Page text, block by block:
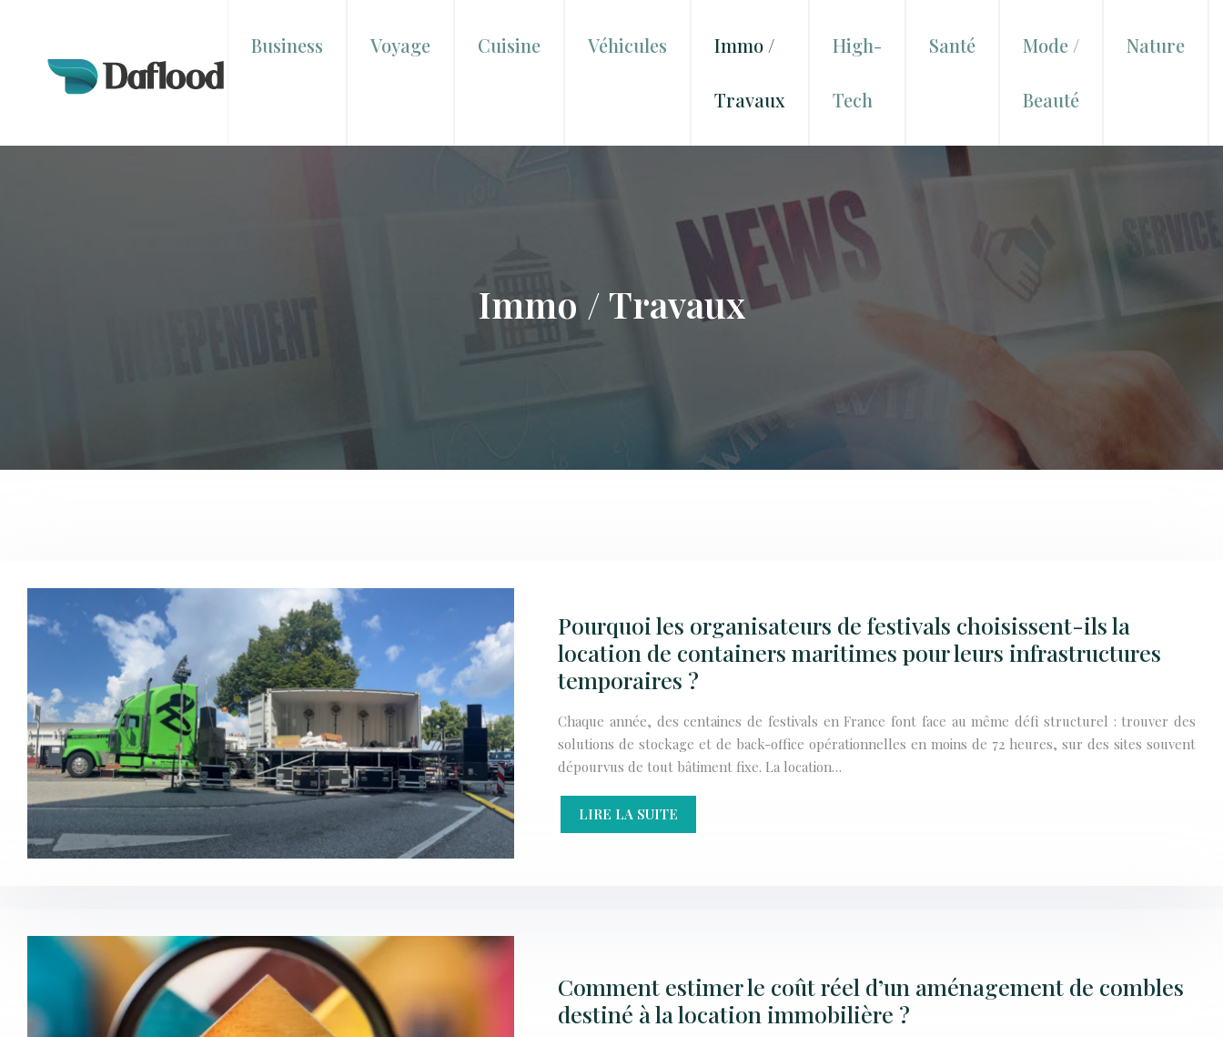
Business Voyage Cuisine Véhicules Immo /
Travaux
High-
Tech
Santé Mode /
Beauté
Nature
Immo / Travaux
Pourquoi les organisateurs de festivals choisissent-ils la
location de containers maritimes pour leurs infrastructures
temporaires ?
Chaque année, des centaines de festivals en France font face au même défi structurel : trouver des
solutions de stockage et de back-office opérationnelles en moins de 72 heures, sur des sites souvent
dépourvus de tout bâtiment fixe. La location…
LIRE LA SUITE
Comment estimer le coût réel d’un aménagement de combles
destiné à la location immobilière ?